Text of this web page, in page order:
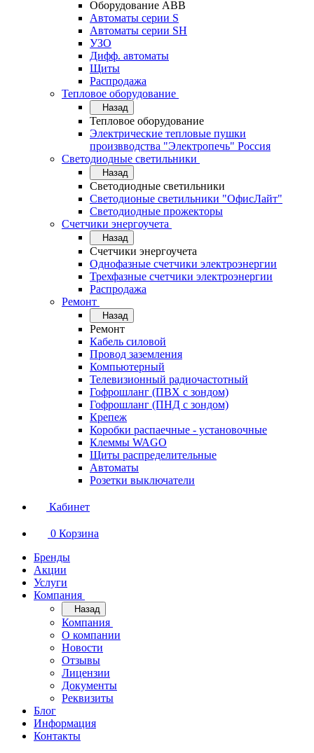
Оборудование АВВ
Автоматы серии S
Автоматы серии SH
УЗО
Дифф. автоматы
Щиты
Распродажа
Тепловое оборудование
Назад
Тепловое оборудование
Электрические тепловые пушки
произвводства "Электропечь" Россия
Светодиодные светильники
Назад
Светодиодные светильники
Светодионые светильники "ОфисЛайт"
Светодиодные прожекторы
Счетчики энергоучета
Назад
Счетчики энергоучета
Однофазные счетчики электроэнергии
Трехфазные счетчики электроэнергии
Распродажа
Ремонт
Назад
Ремонт
Кабель силовой
Провод заземления
Компьютерный
Телевизионный радиочастотный
Гофрошланг (ПВХ с зондом)
Гофрошланг (ПНД с зондом)
Крепеж
Коробки распаечные - установочные
Клеммы WAGO
Щиты распределительные
Автоматы
Розетки выключатели
Кабинет
0 Корзина
Бренды
Акции
Услуги
Компания
Назад
Компания
О компании
Новости
Отзывы
Лицензии
Документы
Реквизиты
Блог
Информация
Контакты